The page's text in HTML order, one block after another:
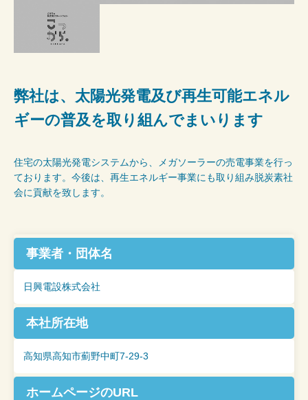
弊社は、太陽光発電及び再生可能エネル
ギーの普及を取り組んでまいります
住宅の太陽光発電システムから、メガソーラーの売電事業を行っ
ております。今後は、再生エネルギー事業にも取り組み脱炭素社
会に貢献を致します。
事業者・団体名
日興電設株式会社
本社所在地
高知県高知市薊野中町7-29-3
ホームページのURL